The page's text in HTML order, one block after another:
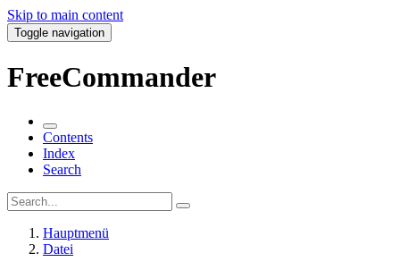
Skip to main content
Toggle navigation
FreeCommander
Contents
Index
Search
Hauptmenü
Datei